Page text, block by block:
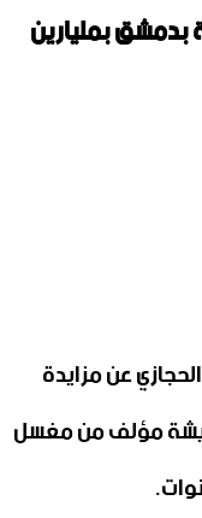
بمليارين
عن مزايدة
مؤلف من مغسل